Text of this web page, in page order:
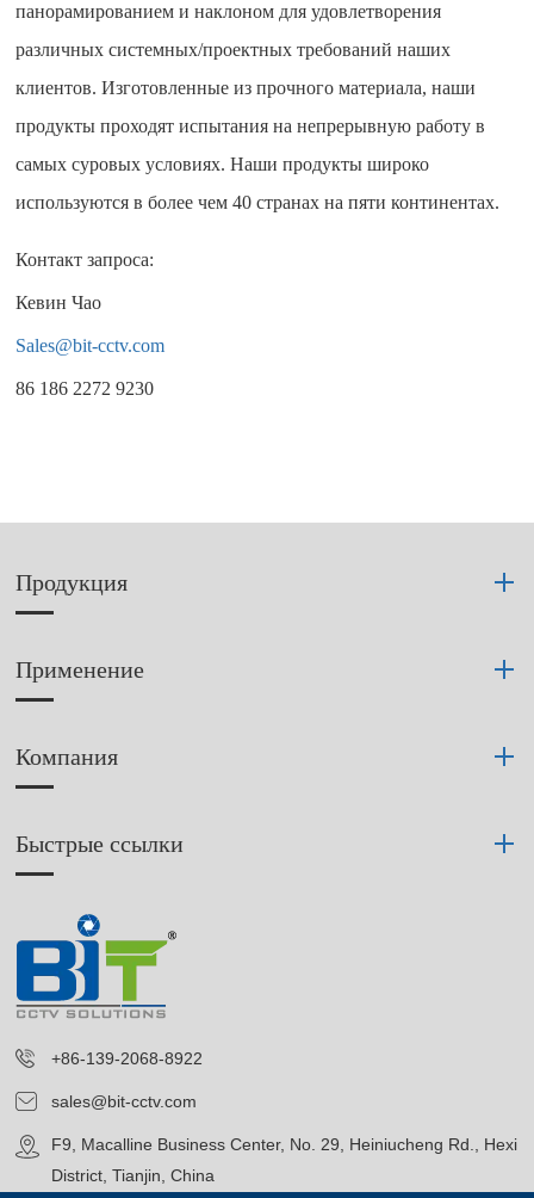
панорамированием и наклоном для удовлетворения
различных системных/проектных требований наших
клиентов. Изготовленные из прочного материала, наши
продукты проходят испытания на непрерывную работу в
самых суровых условиях. Наши продукты широко
используются в более чем 40 странах на пяти континентах.
Контакт запроса:
Кевин Чао
Sales@bit-cctv.com
86 186 2272 9230
Продукция
Применение
Компания
Быстрые ссылки
+86-139-2068-8922
sales@bit-cctv.com
F9, Macalline Business Center, No. 29, Heiniucheng Rd., Hexi
District, Tianjin, China